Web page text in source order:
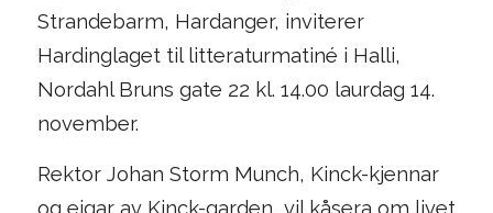
Strandebarm, Hardanger, inviterer
Hardinglaget til litteraturmatiné i Halli,
Nordahl Bruns gate 22 kl. 14.00 laurdag 14.
november.
Rektor Johan Storm Munch, Kinck-kjennar
og eigar av Kinck-garden, vil kåsera om livet